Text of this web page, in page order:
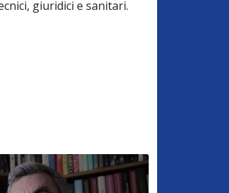
giuridici e sanitari.